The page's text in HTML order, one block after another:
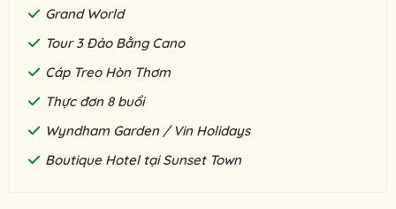
Grand World
Tour 3 Đảo Bằng Cano
Cáp Treo Hòn Thơm
Thực đơn 8 buổi
Wyndham Garden / Vin Holidays
Boutique Hotel tại Sunset Town